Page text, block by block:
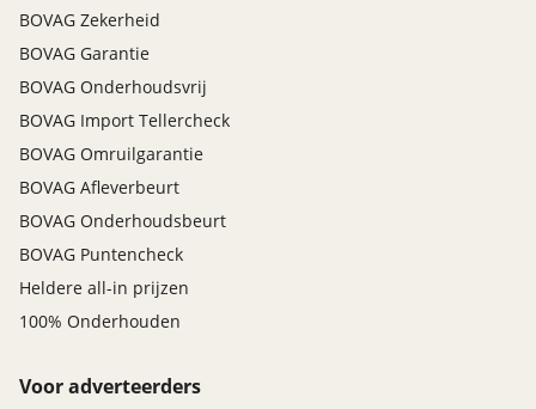
BOVAG Zekerheid
BOVAG Garantie
BOVAG Onderhoudsvrij
BOVAG Import Tellercheck
BOVAG Omruilgarantie
BOVAG Afleverbeurt
BOVAG Onderhoudsbeurt
BOVAG Puntencheck
Heldere all-in prijzen
100% Onderhouden
Voor adverteerders